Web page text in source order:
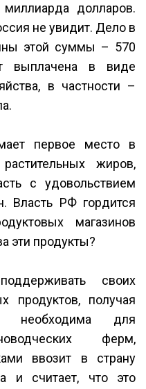
долларов.
не увидит. Дело в
этой суммы – 570
выплачена в виде
в частности –
первое место в
жиров,
с удовольствием
Власть РФ гордится
магазинов
эти продукты?
своих
продуктов, получая
необходима для
ферм,
ввозит в страну
и считает, что это